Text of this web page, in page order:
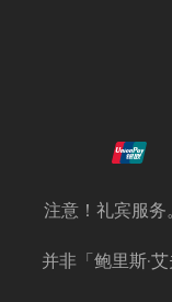
注意！礼宾服
并非「鲍里斯·